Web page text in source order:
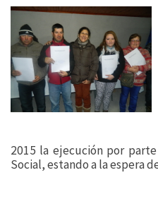
2015 la ejecución por
Social, estando a la espera